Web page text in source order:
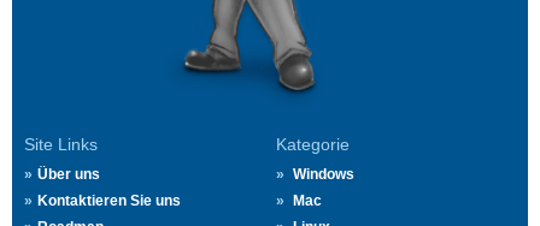
Site Links
Über uns
Kontaktieren Sie uns
Kategorie
Windows
Mac